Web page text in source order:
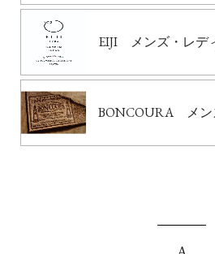
EIJI メンズ・レデ
BONCOURA メン